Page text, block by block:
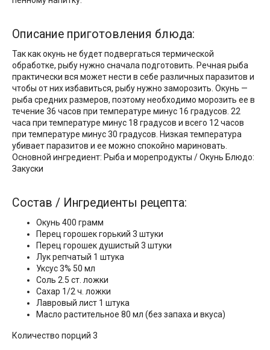
Описание приготовления блюда:
Так как окунь не будет подвергаться термической
обработке, рыбу нужно сначала подготовить. Речная рыба
практически вся может нести в себе различных паразитов и
чтобы от них избавиться, рыбу нужно заморозить. Окунь —
рыба средних размеров, поэтому необходимо морозить ее в
течение 36 часов при температуре минус 16 градусов. 22
часа при температуре минус 18 градусов и всего 12 часов
при температуре минус 30 градусов. Низкая температура
убивает паразитов и ее можно спокойно мариновать.
Основной ингредиент: Рыба и морепродукты / Окунь Блюдо:
Закуски
Состав / Ингредиенты рецепта:
Окунь 400 грамм
Перец горошек горький 3 штуки
Перец горошек душистый 3 штуки
Лук репчатый 1 штука
Уксус 3% 50 мл
Соль 2.5 ст. ложки
Сахар 1/2 ч. ложки
Лавровый лист 1 штука
Масло растительное 80 мл (без запаха и вкуса)
Количество порций 3